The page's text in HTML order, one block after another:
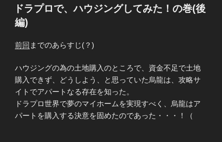
ズ
プ
ロ
フ
ッ
ト
閉
鎖
に
稿
日:ドラプロで、ハウジングしてみた！の巻(後
編)
前回 までのあらすじ(？)
ハウジングの為の土地購入のところで、資金不足で土地
購入できず、どうしよう、と思っていた烏龍は、攻略サ
イトでアパートなる存在を知った。
ドラプロ世界で夢のマイホームを実現すべく、烏龍はア
パートを購入する決意を固めたのであった・・・！（